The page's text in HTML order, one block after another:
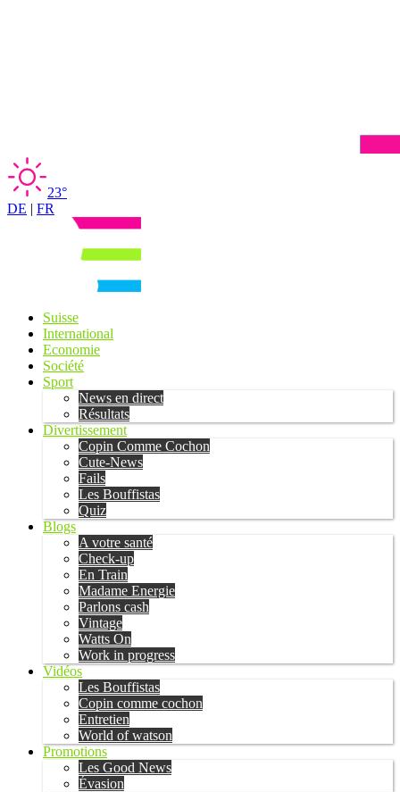
23°
DE | FR
Suisse
International
Economie
Société
Sport
News en direct
Résultats
Divertissement
Copin Comme Cochon
Cute-News
Fails
Les Bouffistas
Quiz
Blogs
A votre santé
Check-up
En Train
Madame Energie
Parlons cash
Vintage
Watts On
Work in progress
Vidéos
Les Bouffistas
Copin comme cochon
Entretien
World of watson
Promotions
Les Good News
Évasion